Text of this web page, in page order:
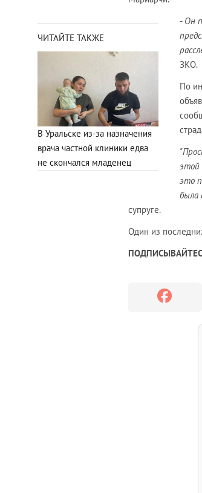
ЧИТАЙТЕ ТАКЖЕ
В Уральске из-за назначения
врача частной клиники едва
не скончался младенец
- Он
ЗКО.
По
этой
это
была
супруге.
Один из